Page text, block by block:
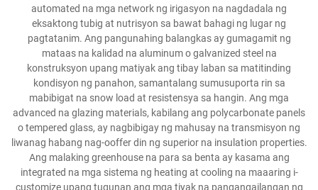
automated na mga network ng irigasyon na nagdadala ng
eksaktong tubig at nutrisyon sa bawat bahagi ng lugar ng
pagtatanim. Ang pangunahing balangkas ay gumagamit ng
mataas na kalidad na aluminum o galvanized steel na
konstruksyon upang matiyak ang tibay laban sa matitinding
kondisyon ng panahon, samantalang sumusuporta rin sa
mabibigat na snow load at resistensya sa hangin. Ang mga
advanced na glazing materials, kabilang ang polycarbonate panels
o tempered glass, ay nagbibigay ng mahusay na transmisyon ng
liwanag habang nag-ooffer din ng superior na insulation properties.
Ang malaking greenhouse na para sa benta ay kasama ang
integrated na mga sistema ng heating at cooling na maaaring i-
customize upang tugunan ang mga tiyak na pangangailangan ng